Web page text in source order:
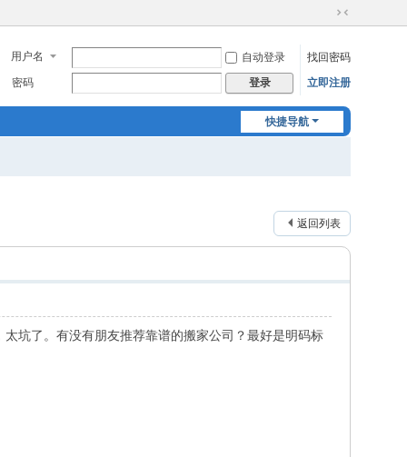
切
到
窄
用户名 自动登录
找回密码
密码
登录 立即注册
快捷导航
返回列表
坑了。有没有朋友推荐靠谱的搬家公司？最好是明码标